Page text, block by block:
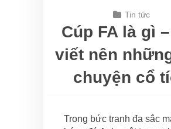
Tin tức
Cúp FA là gì
viết nên
chuyện cổ
Trong bức tranh đa sắc